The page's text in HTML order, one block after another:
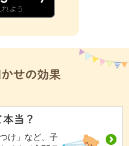
せの効果
当？
け」など、子